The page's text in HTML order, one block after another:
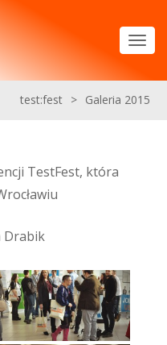
test:fest > Galeria 2015
TestFest, która
Drabik